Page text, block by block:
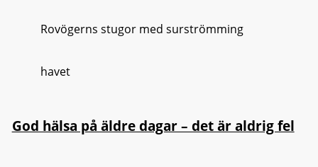
Rovögerns stugor med surströmming
havet
God hälsa på äldre dagar – det är aldrig fel